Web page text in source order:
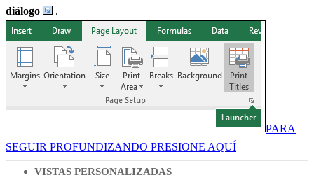
diálogo
.
PARA
SEGUIR PROFUNDIZANDO PRESIONE AQUÍ
VISTAS PERSONALIZADAS